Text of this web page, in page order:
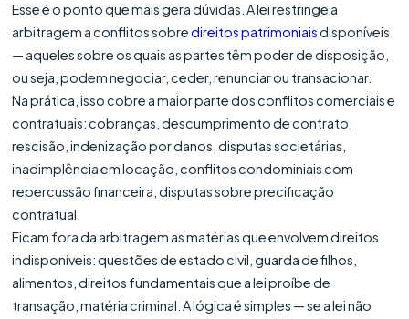
Esse é o ponto que mais gera dúvidas. A lei restringe a
arbitragem a conflitos sobredireitos patrimoniaisdisponíveis
— aqueles sobre os quais as partes têm poder de disposição,
ou seja, podem negociar, ceder, renunciar ou transacionar.
Na prática, isso cobre a maior parte dos conflitos comerciais e
contratuais: cobranças, descumprimento de contrato,
rescisão, indenização por danos, disputas societárias,
inadimplência em locação, conflitos condominiais com
repercussão financeira, disputas sobre precificação
contratual.
Ficam fora da arbitragem as matérias que envolvem direitos
indisponíveis: questões de estado civil, guarda de filhos,
alimentos, direitos fundamentais que a lei proíbe de
transação, matéria criminal. A lógica é simples — se a lei não